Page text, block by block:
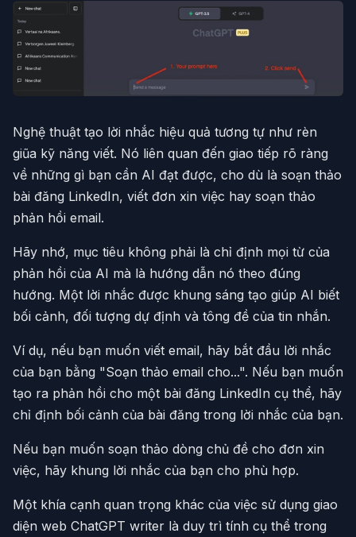
Nghệ thuật tạo lời nhắc hiệu quả tương tự như rèn
giũa kỹ năng viết. Nó liên quan đến giao tiếp rõ ràng
về những gì bạn cần AI đạt được, cho dù là soạn thảo
bài đăng LinkedIn, viết đơn xin việc hay soạn thảo
phản hồi email.
Hãy nhớ, mục tiêu không phải là chỉ định mọi từ của
phản hồi của AI mà là hướng dẫn nó theo đúng
hướng. Một lời nhắc được khung sáng tạo giúp AI biết
bối cảnh, đối tượng dự định và tông đề của tin nhắn.
Ví dụ, nếu bạn muốn viết email, hãy bắt đầu lời nhắc
của bạn bằng "Soạn thảo email cho...". Nếu bạn muốn
tạo ra phản hồi cho một bài đăng LinkedIn cụ thể, hãy
chỉ định bối cảnh của bài đăng trong lời nhắc của bạn.
Nếu bạn muốn soạn thảo dòng chủ đề cho đơn xin
việc, hãy khung lời nhắc của bạn cho phù hợp.
Một khía cạnh quan trọng khác của việc sử dụng giao
diện web ChatGPT writer là duy trì tính cụ thể trong